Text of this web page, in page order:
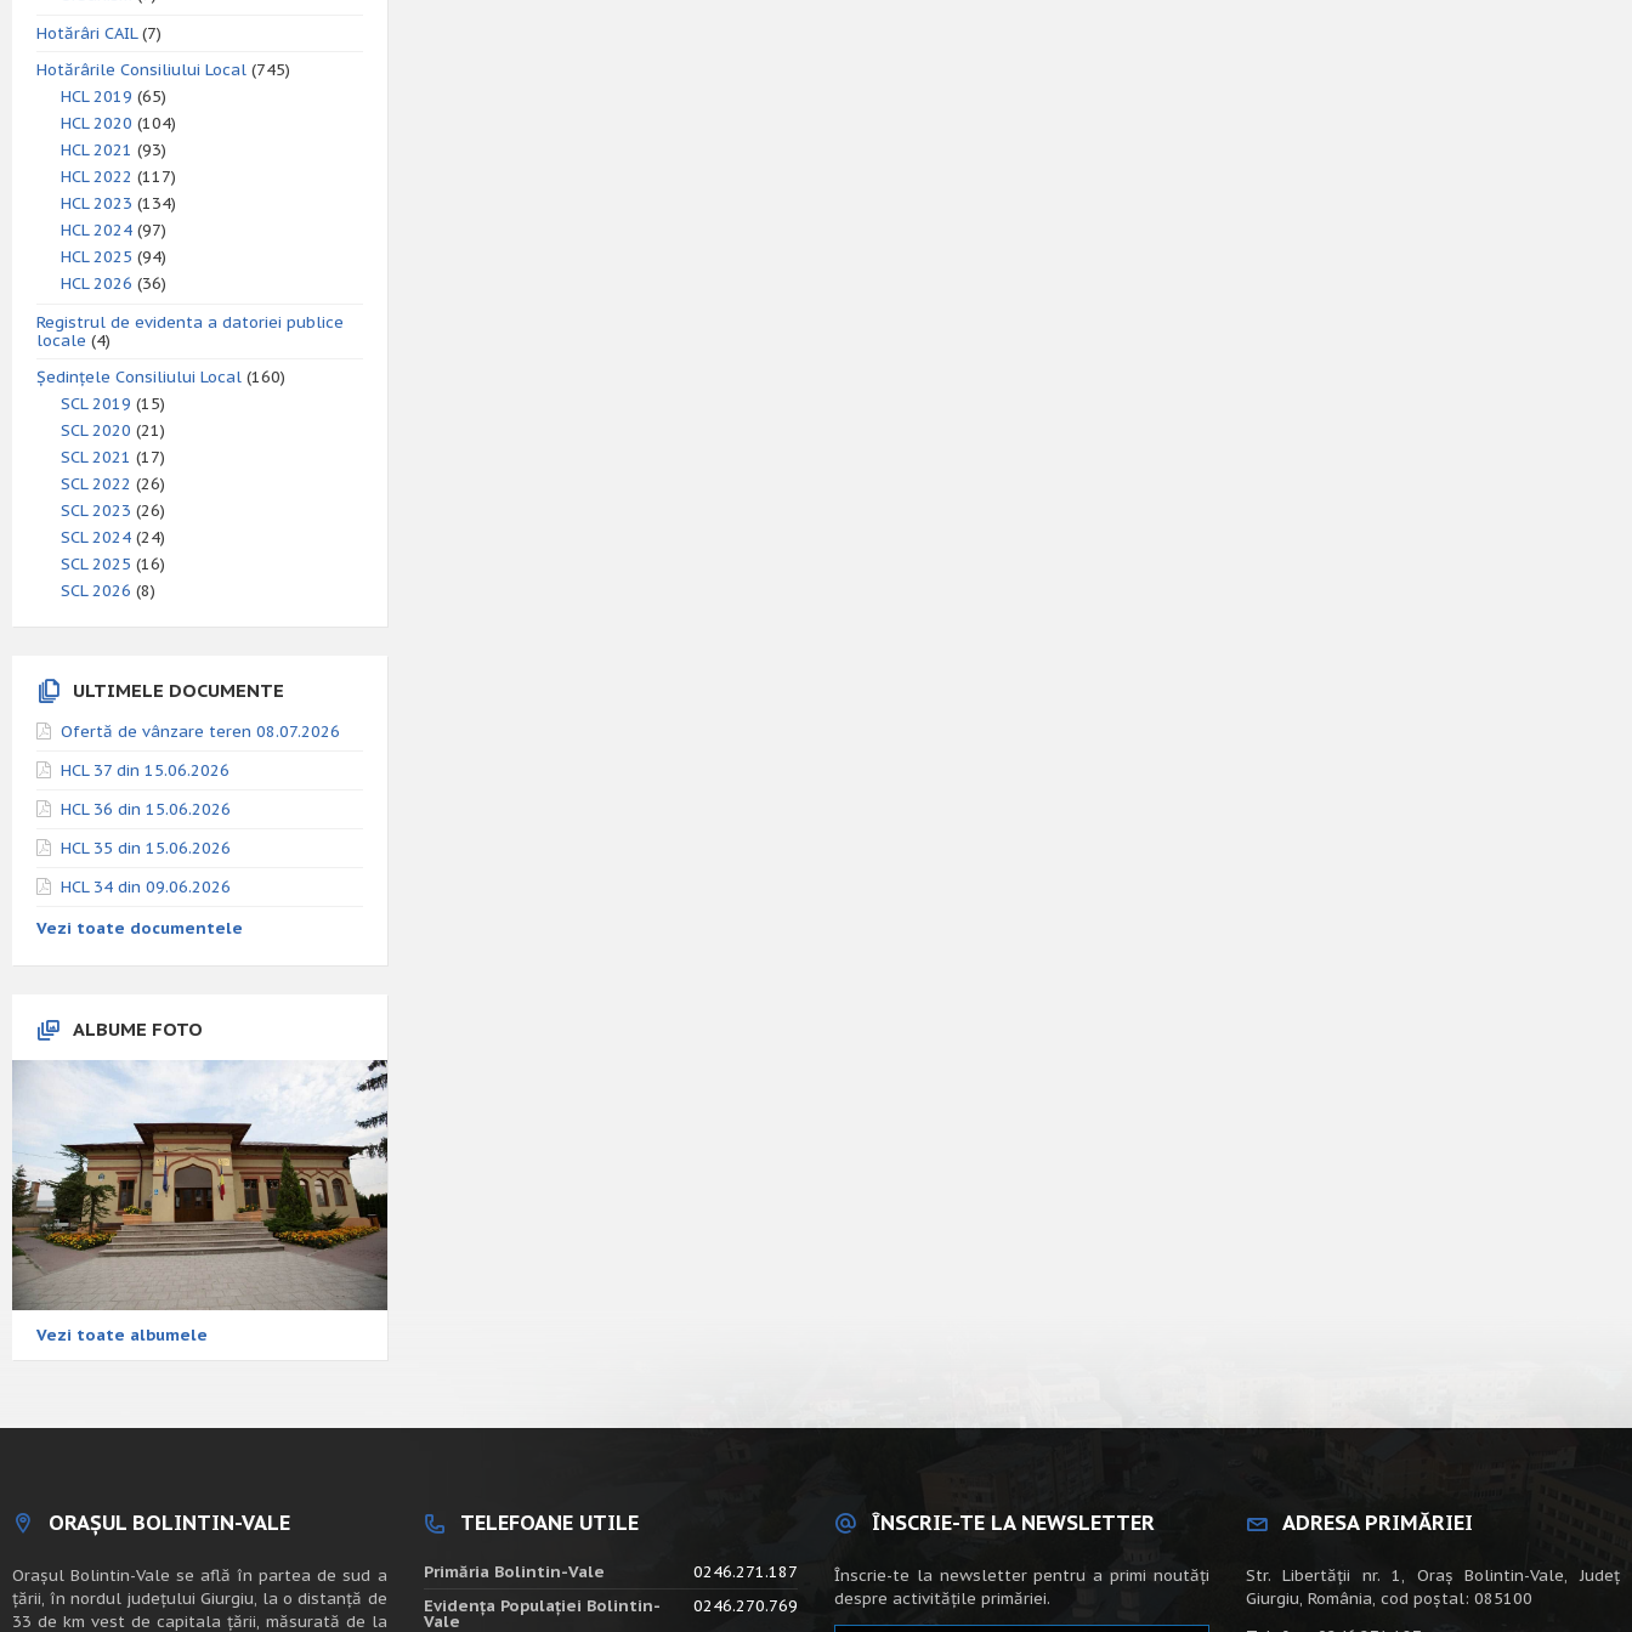
Hotărâri CAIL(7)
Hotărârile Consiliului Local (745)
HCL 2019 (65)
HCL 2020 (104)
HCL 2021 (93)
HCL 2022 (117)
HCL 2023 (134)
HCL 2024 (97)
HCL 2025 (94)
HCL 2026 (36)
Registrul de evidenta a datoriei publice
locale (4)
Ședințele Consiliului Local (160)
SCL 2019 (15)
SCL 2020 (21)
SCL 2021 (17)
SCL 2022 (26)
SCL 2023 (26)
SCL 2024 (24)
SCL 2025 (16)
SCL 2026 (8)
ULTIMELE DOCUMENTE
Ofertă de vânzare teren 08.07.2026
HCL 37 din 15.06.2026
HCL 36 din 15.06.2026
HCL 35 din 15.06.2026
HCL 34 din 09.06.2026
Vezi toate documentele
ALBUME FOTO
Vezi toate albumele
ORAȘUL BOLINTIN-VALE
Oraşul Bolintin-Vale se află în partea de sud a
ţării, în nordul judeţului Giurgiu, la o distanţă de
33 de km vest de capitala țării, măsurată de la
TELEFOANE UTILE
Primăria Bolintin-Vale
0246.271.187
Evidența Populației Bolintin-
Vale
0246.270.769
ÎNSCRIE-TE LA NEWSLETTER
Înscrie-te la newsletter pentru a primi noutăți
despre activitățile primăriei.
ADRESA PRIMĂRIEI
Str. Libertății nr. 1, Oraș Bolintin-Vale, Județ
Giurgiu, România, cod poștal: 085100